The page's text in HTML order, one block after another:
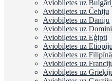
Aviobiļetes uz
Aviobiļetes uz Čehiju
Aviobiļetes uz Dāniju
Aviobiļetes uz
Aviobiļetes uz Ēģipti
Aviobiļetes uz Etiopiju
Aviobiļetes uz
Aviobiļetes uz
Aviobiļetes uz